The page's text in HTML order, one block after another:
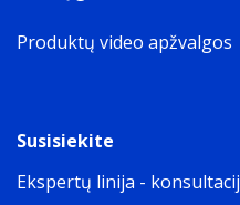
Produktų video apžvalgos
Susisiekite
Ekspertų linija -